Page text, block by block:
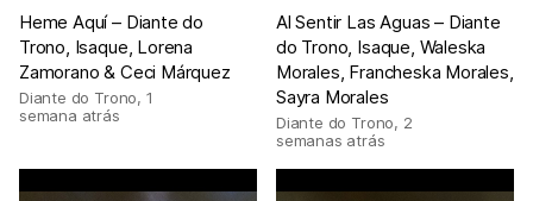
Heme Aquí – Diante do
Trono, Isaque, Lorena
Zamorano & Ceci Márquez
Diante do Trono, 1
semana atrás
Al Sentir Las Aguas – Diante
do Trono, Isaque, Waleska
Morales, Francheska Morales,
Sayra Morales
Diante do Trono, 2
semanas atrás